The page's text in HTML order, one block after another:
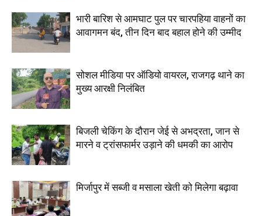
भारी बारिश से आमघाट पुल पर चारपहिया वाहनों का
आवागमन बंद, तीन दिन बाद बहाल होने की उम्मीद
सोशल मीडिया पर ऑडियो वायरल, राजगढ़ थाने का
मुख्य आरक्षी निलंबित
बिजली चेकिंग के दौरान जेई से अभद्रता, जान से
मारने व ट्रांसफार्मर उड़ाने की धमकी का आरोप
मिर्जापुर में सब्जी व मसाला खेती को मिलेगा बढ़ावा